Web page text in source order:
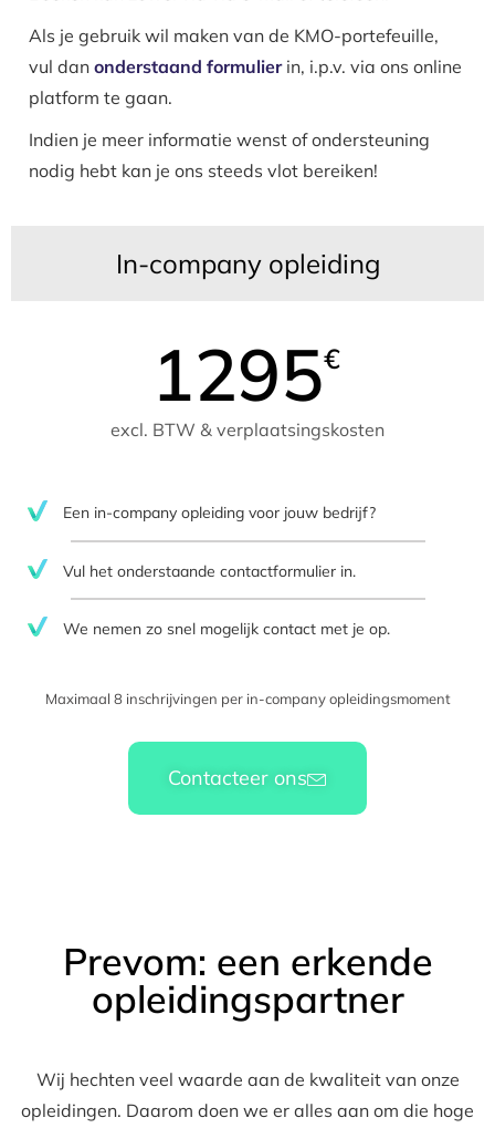
Als je gebruik wil maken van de KMO-portefeuille,
vul dan onderstaand formulierin, i.p.v. via ons online
platform te gaan.
Indien je meer informatie wenst of ondersteuning
nodig hebt kan je ons steeds vlot bereiken!
In-company opleiding
1295€
excl. BTW & verplaatsingskosten
Een in-company opleiding voor jouw bedrijf?
Vul het onderstaande contactformulier in.
We nemen zo snel mogelijk contact met je op.​
Maximaal 8 inschrijvingen per in-company opleidingsmoment
Contacteer ons
Prevom: een erkende
opleidingspartner
Wij hechten veel waarde aan de kwaliteit van onze
opleidingen. Daarom doen we er alles aan om die hoge